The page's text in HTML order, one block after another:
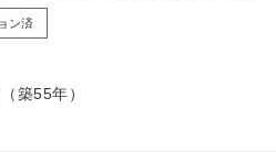
ン済
築55年）